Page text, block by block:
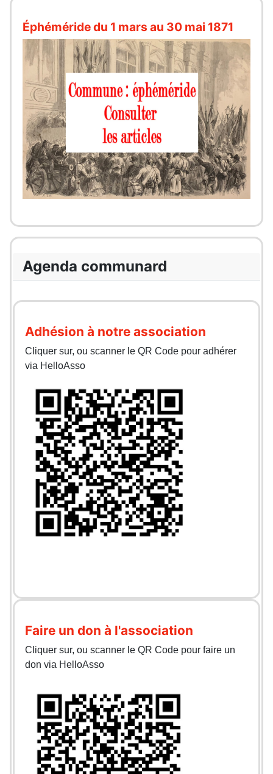
Éphéméride du 1 mars au 30 mai 1871
Agenda communard
Adhésion à notre association
Cliquer sur, ou scanner le QR Code pour adhérer
via HelloAsso
Faire un don à l'association
Cliquer sur, ou scanner le QR Code pour faire un
don via HelloAsso